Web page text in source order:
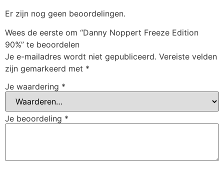
Er zijn nog geen beoordelingen.
Wees de eerste om “Danny Noppert Freeze Edition
90%” te beoordelen
Je e-mailadres wordt niet gepubliceerd. Vereiste velden
zijn gemarkeerd met *
Je waardering *
Je beoordeling *